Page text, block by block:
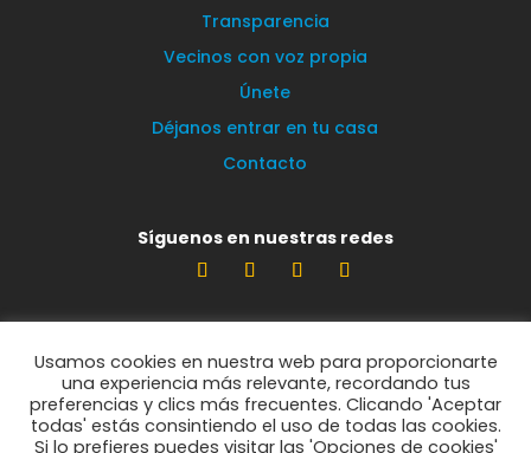
Transparencia
Vecinos con voz propia
Únete
Déjanos entrar en tu casa
Contacto
Síguenos en nuestras redes
Estamos encantados de leerte
info@vecinosportorrelodones.org
Usamos cookies en nuestra web para proporcionarte
una experiencia más relevante, recordando tus
preferencias y clics más frecuentes. Clicando 'Aceptar
todas' estás consintiendo el uso de todas las cookies.
Si lo prefieres puedes visitar las 'Opciones de cookies'